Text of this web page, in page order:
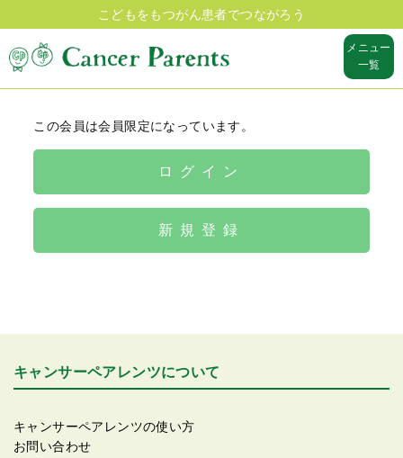
こどもをもつがん患者でつながろう
メニュー
一覧
この会員は会員限定になっています。
ログイン
新規登録
キャンサーペアレンツについて
キャンサーペアレンツの使い方
お問い合わせ